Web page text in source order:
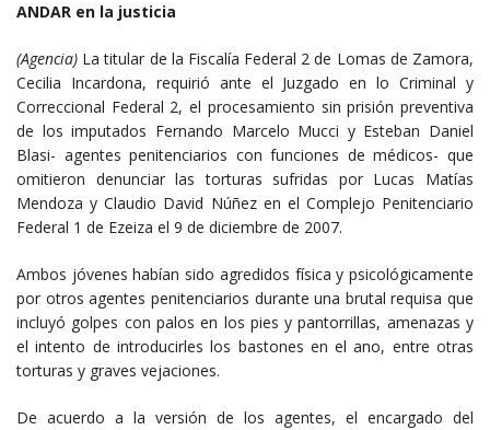
ANDAR en la justicia
(Agencia) La titular de la Fiscalía Federal 2 de Lomas de Zamora,
Cecilia Incardona, requirió ante el Juzgado en lo Criminal y
Correccional Federal 2, el procesamiento sin prisión preventiva
de los imputados Fernando Marcelo Mucci y Esteban Daniel
Blasi- agentes penitenciarios con funciones de médicos- que
omitieron denunciar las torturas sufridas por Lucas Matías
Mendoza y Claudio David Núñez en el Complejo Penitenciario
Federal 1 de Ezeiza el 9 de diciembre de 2007.
Ambos jóvenes habían sido agredidos física y psicológicamente
por otros agentes penitenciarios durante una brutal requisa que
incluyó golpes con palos en los pies y pantorrillas, amenazas y
el intento de introducirles los bastones en el ano, entre otras
torturas y graves vejaciones.
De acuerdo a la versión de los agentes, el encargado del